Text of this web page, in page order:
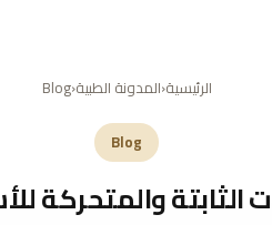
الرئيسية‹المدونة الطبية‹
Blog
Blog
الثابتة والمتحركة